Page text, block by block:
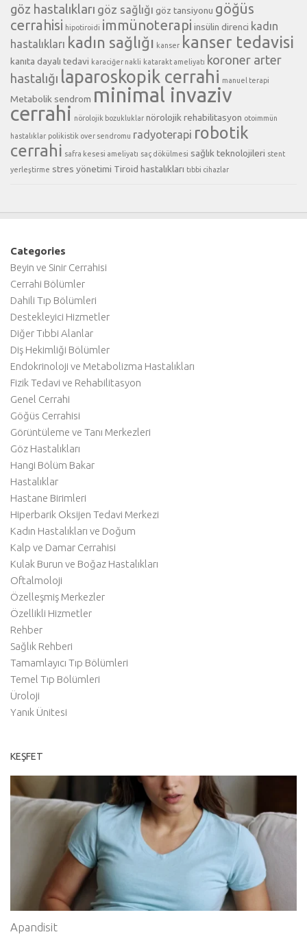
göz hastalıkları göz sağlığı göz tansiyonu göğüs
cerrahisi hipotiroidi immünoterapi insülin direnci kadın
hastalıkları kadın sağlığı kanser kanser tedavisi
kanıta dayalı tedavi karaciğer nakli katarakt ameliyatı koroner arter
hastalığı laparoskopik cerrahi manuel terapi
Metabolik sendrom minimal invaziv
cerrahi nörolojik bozukluklar nörolojik rehabilitasyon otoimmün
hastalıklar polikistik over sendromu radyoterapi robotik
cerrahi safra kesesi ameliyatı saç dökülmesi sağlık teknolojileri stent
yerleştirme stres yönetimi Tiroid hastalıkları tıbbi cihazlar
Categories
Beyin ve Sinir Cerrahisi
Cerrahi Bölümler
Dahili Tıp Bölümleri
Destekleyici Hizmetler
Diğer Tıbbi Alanlar
Diş Hekimliği Bölümler
Endokrinoloji ve Metabolizma Hastalıkları
Fizik Tedavi ve Rehabilitasyon
Genel Cerrahi
Göğüs Cerrahisi
Görüntüleme ve Tanı Merkezleri
Göz Hastalıkları
Hangi Bölüm Bakar
Hastalıklar
Hastane Birimleri
Hiperbarik Oksijen Tedavi Merkezi
Kadın Hastalıkları ve Doğum
Kalp ve Damar Cerrahisi
Kulak Burun ve Boğaz Hastalıkları
Oftalmoloji
Özelleşmiş Merkezler
Özellikli Hizmetler
Rehber
Sağlık Rehberi
Tamamlayıcı Tıp Bölümleri
Temel Tıp Bölümleri
Üroloji
Yanık Ünitesi
KEŞFET
Apandisit